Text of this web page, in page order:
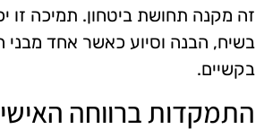
זה מקנה תחושת ביטחון. תמיכה זו
בשיח, הבנה וסיוע כאשר אחד מבני
בקשיים.
התמקדות ברווחה